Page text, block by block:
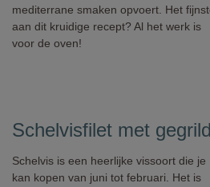
mediterrane smaken opvoert. Het
aan dit kruidige recept? Al het werk is
voor de oven!
Schelvisfilet met
Schelvis is een heerlijke vissoort die je
kan kopen van juni tot februari. Het is